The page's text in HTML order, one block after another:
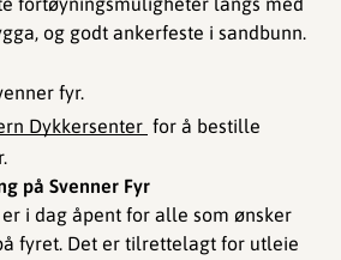
og godt ankerfeste i sandbunn.
fyr.
Dykkersenter for å bestille
på Svenner Fyr
i dag åpent for alle som ønsker
fyret. Det er tilrettelagt for utleie